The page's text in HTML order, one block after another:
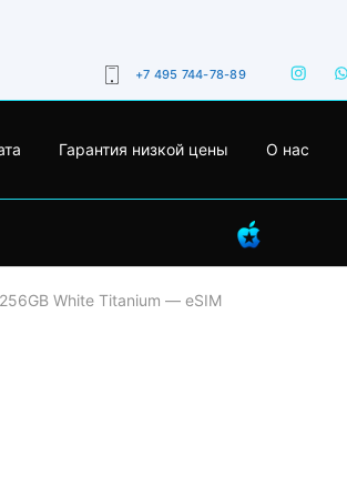
+7 495 744-78-89
Гарантия низкой цены О нас
White Titanium — eSIM